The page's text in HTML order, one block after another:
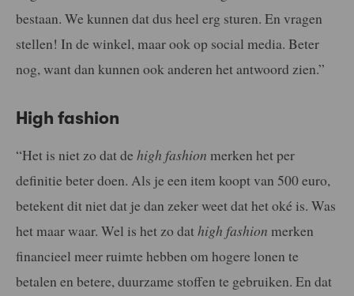
bestaan. We kunnen dat dus heel erg sturen. En vragen
stellen! In de winkel, maar ook op social media. Beter
nog, want dan kunnen ook anderen het antwoord zien.”
High fashion
“Het is niet zo dat de high fashion merken het per
definitie beter doen. Als je een item koopt van 500 euro,
betekent dit niet dat je dan zeker weet dat het oké is. Was
het maar waar. Wel is het zo dathigh fashion merken
financieel meer ruimte hebben om hogere lonen te
betalen en betere, duurzame stoffen te gebruiken. En dat